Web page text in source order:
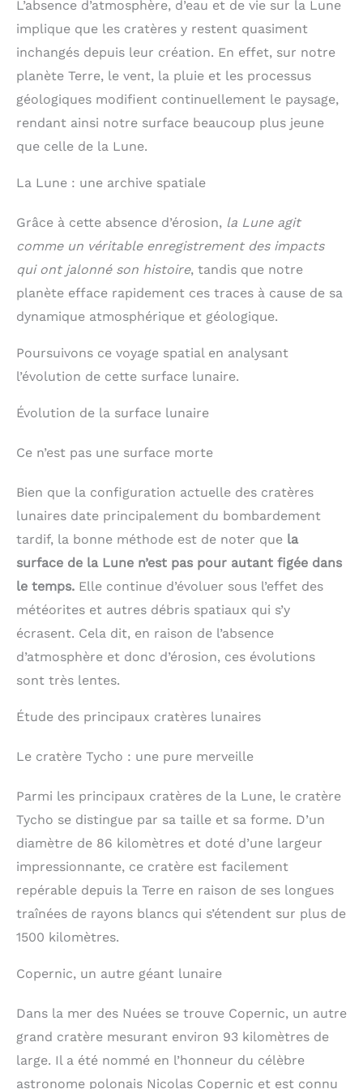
des questions, n'hésitez
pas à nous contacter
pour obtenir une
assistance technique 24
heures sur 24 de notre
équipe d'experts.
sciences, à explorer
l'univers et à profiter de
la nature.
comprend un adaptateur pour téléphone
permettant de prendre et de partager des photos,
ainsi qu'une télécommande sans fil et un télescope
de visée 5x24 pour localiser rapidement des objets,
offrant ainsi une observation flexible et efficace
pour tous types d'activités astronomiques.
cadeau de Noël incroyable】Ce télescope
astronomique est non seulement un excellent choix
cadeau astronomique bien pensé pour les pères,
s'intéressent à l'univers. Grâce à sa facilité
les sciences, inspire l'exploration de l'inconnu,
élargit les horizons et enrichit les connaissances.
C'est donc le cadeau idéal pour partager
l'émerveillement et la joie de la découverte.
L’absence d’atmosphère, d’eau et de vie sur la Lune
implique que les cratères y restent quasiment
inchangés depuis leur création. En effet, sur notre
planète Terre, le vent, la pluie et les processus
géologiques modifient continuellement le paysage,
rendant ainsi notre surface beaucoup plus jeune
que celle de la Lune.
La Lune : une archive spatiale
Grâce à cette absence d’érosion, la Lune agit
comme un véritable enregistrement des impacts
qui ont jalonné son histoire, tandis que notre
planète efface rapidement ces traces à cause de sa
dynamique atmosphérique et géologique.
Poursuivons ce voyage spatial en analysant
l’évolution de cette surface lunaire.
Évolution de la surface lunaire
Ce n’est pas une surface morte
Bien que la configuration actuelle des cratères
lunaires date principalement du bombardement
tardif, la bonne méthode est de noter que la
surface de la Lune n’est pas pour autant figée dans
le temps. Elle continue d’évoluer sous l’effet des
météorites et autres débris spatiaux qui s’y
écrasent. Cela dit, en raison de l’absence
d’atmosphère et donc d’érosion, ces évolutions
sont très lentes.
Étude des principaux cratères lunaires
Le cratère Tycho : une pure merveille
Parmi les principaux cratères de la Lune, le cratère
Tycho se distingue par sa taille et sa forme. D’un
diamètre de 86 kilomètres et doté d’une largeur
impressionnante, ce cratère est facilement
repérable depuis la Terre en raison de ses longues
traînées de rayons blancs qui s’étendent sur plus de
1500 kilomètres.
Copernic, un autre géant lunaire
Dans la mer des Nuées se trouve Copernic, un autre
grand cratère mesurant environ 93 kilomètres de
large. Il a été nommé en l’honneur du célèbre
astronome polonais Nicolas Copernic et est connu